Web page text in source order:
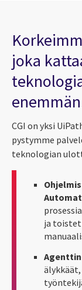
joka
CGI on yksi
pystymme
teknologian
ja